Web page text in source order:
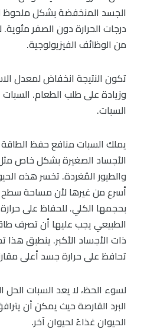
الجسد المنخفضة بشكل ملحوظ
درجات الحرارة دون الصفر
من الوظائف الفيزيولوجية.
تكون النتيجة انخفاض لمعدل
وزيادة على طلب الطعام.
السبات.
يملك السبات منافع حفظ الطاقة
الأجساد الصغيرة بشكل خاص
والطيور المُغردة. تخسر هذه
أسرع من غيرها لأن مساحة سطح
بحجمها الكلي. للحفاظ على
الطبيعي يجب عليها أن تصرف
ذات الأجساد الأكبر. ينطبق هذا
تحافظ على حرارة جسد أعلى
لسوء الحظ، لا يعد السبات الحل
البرد القارصة حيث يمكن أن
الحيوان غذاءً لحيوان آخر.